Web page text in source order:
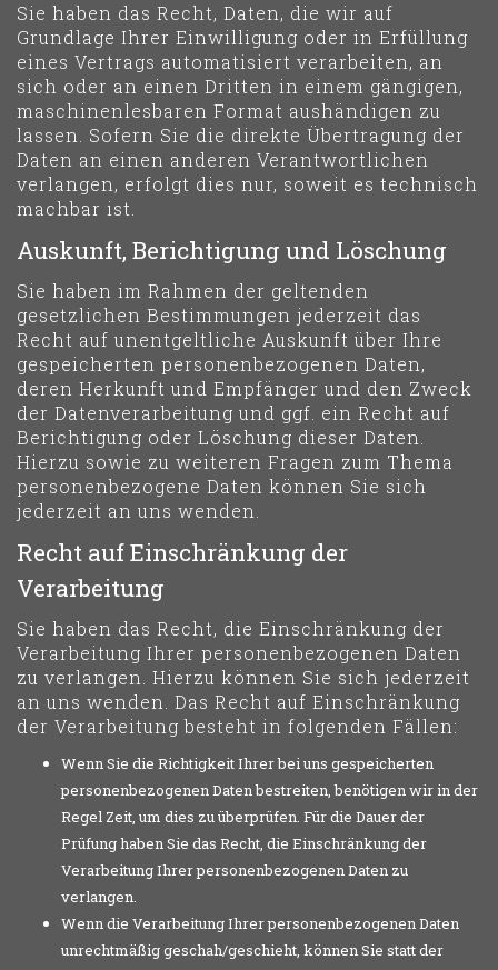
Sie haben das Recht, Daten, die wir auf
Grundlage Ihrer Einwilligung oder in Erfüllung
eines Vertrags automatisiert verarbeiten, an
sich oder an einen Dritten in einem gängigen,
maschinenlesbaren Format aushändigen zu
lassen. Sofern Sie die direkte Übertragung der
Daten an einen anderen Verantwortlichen
verlangen, erfolgt dies nur, soweit es technisch
machbar ist.
Auskunft, Berichtigung und Löschung
Sie haben im Rahmen der geltenden
gesetzlichen Bestimmungen jederzeit das
Recht auf unentgeltliche Auskunft über Ihre
gespeicherten personenbezogenen Daten,
deren Herkunft und Empfänger und den Zweck
der Datenverarbeitung und ggf. ein Recht auf
Berichtigung oder Löschung dieser Daten.
Hierzu sowie zu weiteren Fragen zum Thema
personenbezogene Daten können Sie sich
jederzeit an uns wenden.
Recht auf Einschränkung der
Verarbeitung
Sie haben das Recht, die Einschränkung der
Verarbeitung Ihrer personenbezogenen Daten
zu verlangen. Hierzu können Sie sich jederzeit
an uns wenden. Das Recht auf Einschränkung
der Verarbeitung besteht in folgenden Fällen:
Wenn Sie die Richtigkeit Ihrer bei uns gespeicherten
personenbezogenen Daten bestreiten, benötigen wir in der
Regel Zeit, um dies zu überprüfen. Für die Dauer der
Prüfung haben Sie das Recht, die Einschränkung der
Verarbeitung Ihrer personenbezogenen Daten zu
verlangen.
Wenn die Verarbeitung Ihrer personenbezogenen Daten
unrechtmäßig geschah/geschieht, können Sie statt der